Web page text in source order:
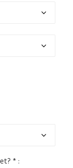
* :